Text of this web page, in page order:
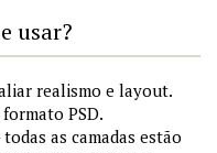
usar?
realismo e layout.
PSD.
as camadas estão